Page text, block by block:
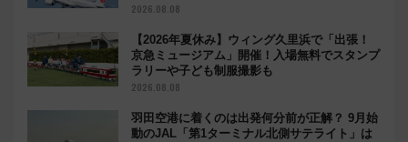
2026.08.08
【2026年夏休み】ウィング久里浜で「出張！
京急ミュージアム」開催！入場無料でスタンプ
ラリーや子ども制服撮影も
2026.08.08
羽田空港に着くのは出発何分前が正解？ 9月始
動のJAL「第1ターミナル北側サテライト」は